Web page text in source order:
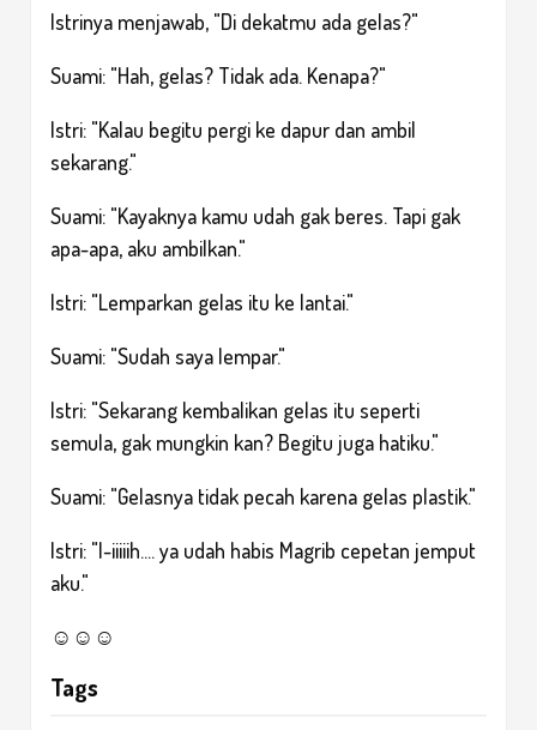
Istrinya menjawab, "Di dekatmu ada gelas?"
Suami: "Hah, gelas? Tidak ada. Kenapa?"
Istri: "Kalau begitu pergi ke dapur dan ambil
sekarang."
Suami: "Kayaknya kamu udah gak beres. Tapi gak
apa-apa, aku ambilkan."
Istri: "Lemparkan gelas itu ke lantai."
Suami: "Sudah saya lempar."
Istri: "Sekarang kembalikan gelas itu seperti
semula, gak mungkin kan? Begitu juga hatiku."
Suami: "Gelasnya tidak pecah karena gelas plastik."
Istri: "I-iiiiih.... ya udah habis Magrib cepetan jemput
aku."
☺☺☺
Tags